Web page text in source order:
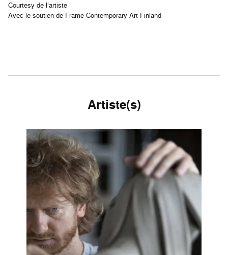
Courtesy de l’artiste
Avec le soutien de Frame Contemporary Art Finland
Artiste(s)